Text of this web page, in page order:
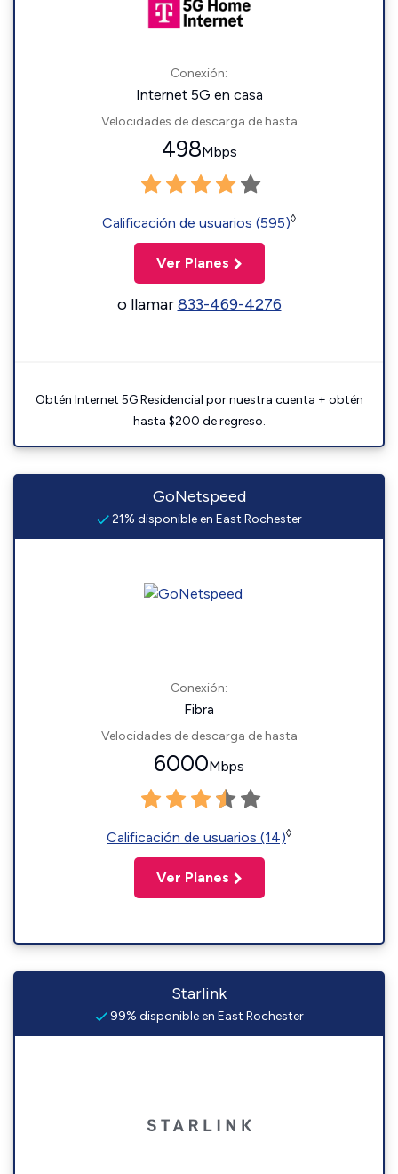
Conexión:
Internet 5G en casa
Velocidades de descarga de hasta
498Mbps
Calificación de usuarios (595)◊
Ver Planes
o llamar833-469-4276
Obtén Internet 5G Residencial por nuestra cuenta + obtén
hasta $200 de regreso.
GoNetspeed
21% disponible en East Rochester
Conexión:
Fibra
Velocidades de descarga de hasta
6000Mbps
Calificación de usuarios (14)◊
Ver Planes
Starlink
99% disponible en East Rochester